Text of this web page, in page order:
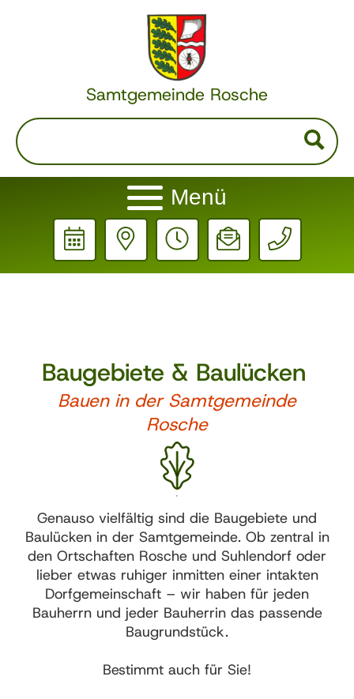
Samtgemeinde Rosche
Menü
Baugebiete & Baulücken
Bauen in der Samtgemeinde
Rosche
Genauso vielfältig sind die Baugebiete und
Baulücken in der Samtgemeinde. Ob zentral in
den Ortschaften Rosche und Suhlendorf oder
lieber etwas ruhiger inmitten einer intakten
Dorfgemeinschaft – wir haben für jeden
Bauherrn und jeder Bauherrin das passende
Baugrundstück.
Bestimmt auch für Sie!